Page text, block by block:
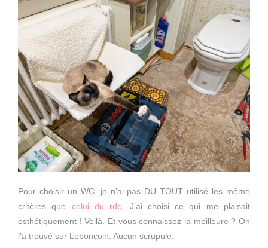
Pour choisir un WC, je n’ai pas DU TOUT utilisé les même
critères que celui du rdc . J’ai choisi ce qui me plaisait
esthétiquement ! Voilà. Et vous connaissez la meilleure ? On
l’a trouvé sur Leboncoin. Aucun scrupule.